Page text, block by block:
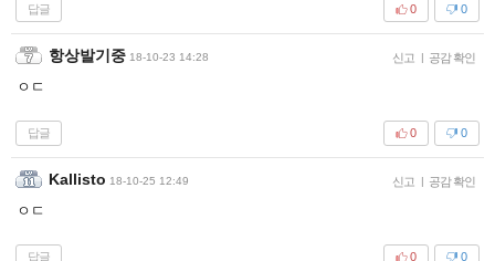
답글 0
0
항상발기중 18-10-23 14:28 신고 | 공감 확인
ㅇㄷ
답글 0
0
Kallisto 18-10-25 12:49 신고 | 공감 확인
ㅇㄷ
답글 0
0